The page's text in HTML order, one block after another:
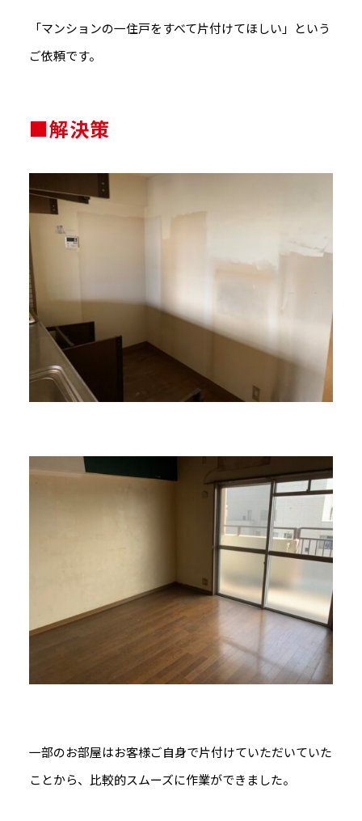
「マンションの一住戸をすべて片付けてほしい」という
ご依頼です。
■解決策
一部のお部屋はお客様ご自身で片付けていただいていた
ことから、比較的スムーズに作業ができました。